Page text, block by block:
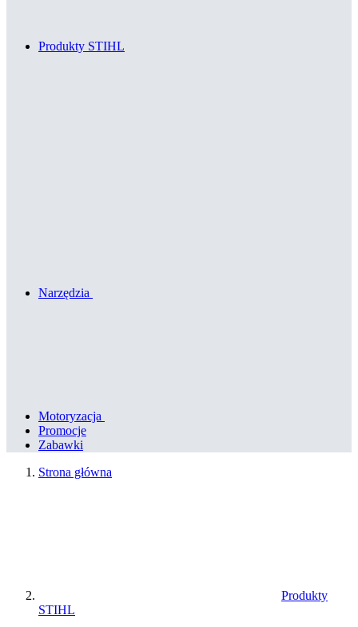
Produkty STIHL
Narzędzia
Motoryzacja
Promocje
Zabawki
Strona główna
Produkty
STIHL